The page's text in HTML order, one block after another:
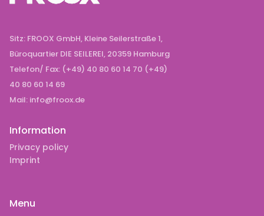
Sitz: FROOX GmbH, Kleine Seilerstraße 1,
Büroquartier DIE SEILEREI, 20359 Hamburg
Telefon/ Fax: (+49) 40 80 60 14 70 (+49)
40 80 60 14 69
Mail: info@froox.de
Information
Privacy policy
Imprint
Menu